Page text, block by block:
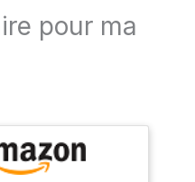
pour ma